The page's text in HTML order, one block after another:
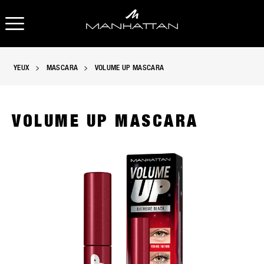
OUVRIR LA NAVIGATION
YEUX MASCARA VOLUME UP MASCARA
VOLUME UP MASCARA